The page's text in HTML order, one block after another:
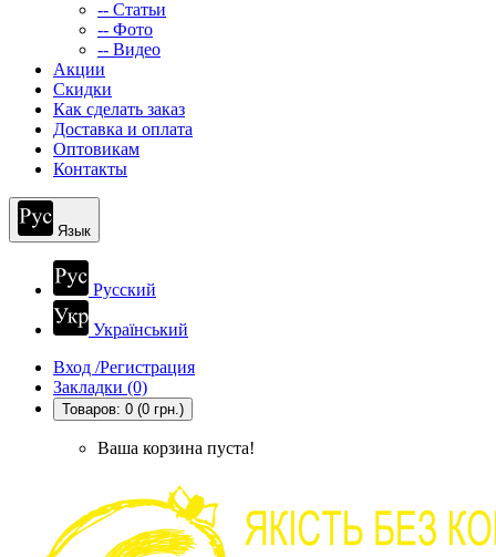
-- Статьи
-- Фото
-- Видео
Акции
Скидки
Как сделать заказ
Доставка и оплата
Оптовикам
Контакты
Язык
Русский
Український
Вход /Регистрация
Закладки (0)
Товаров: 0 (0 грн.)
Ваша корзина пуста!